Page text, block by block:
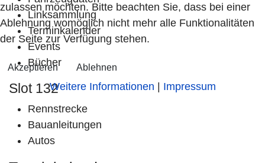
Linksammlung
Terminkalender
Events
Bücher
Slot 132
Rennstrecke
Bauanleitungen
Autos
zulassen möchten. Bitte beachten Sie, dass bei einer
Ablehnung womöglich nicht mehr alle Funktionalitäten
der Seite zur Verfügung stehen.
Akzeptieren Ablehnen
Weitere Informationen Impressum